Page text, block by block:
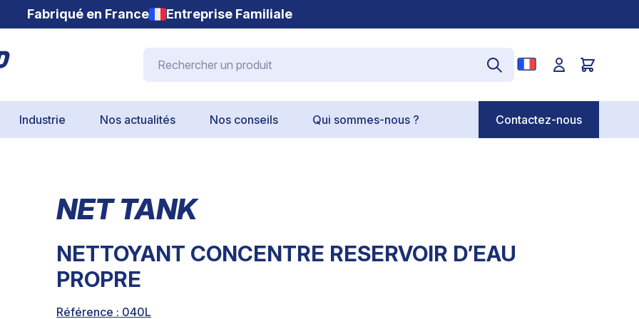
Fabriqué en France Entreprise Familiale
Industrie Nos actualités Nos conseils Qui sommes-nous ? Contactez-nous
NET TANK
NETTOYANT CONCENTRE RESERVOIR D’EAU
PROPRE
Référence : 040L